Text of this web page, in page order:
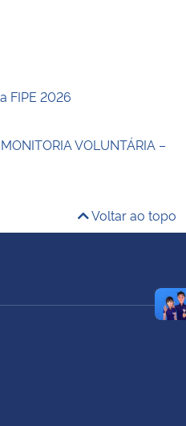
FIPE 2026
VOLUNTÁRIA –
Voltar ao topo